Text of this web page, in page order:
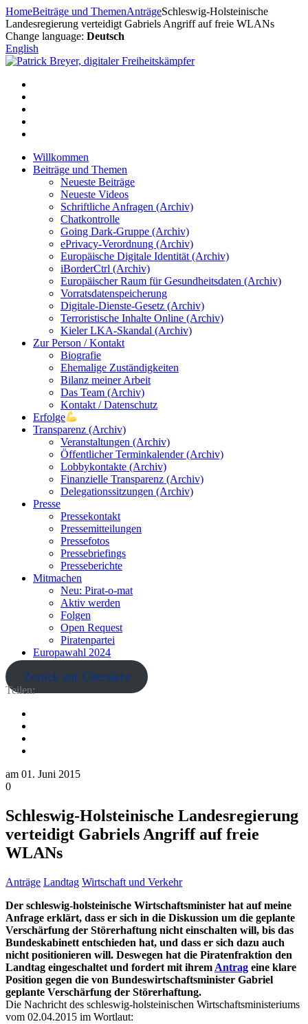
Zum
Inhalt
springen
HomeBeiträge und ThemenAnträgeSchleswig-Holsteinische
Landesregierung verteidigt Gabriels Angriff auf freie WLANs
Change language: Deutsch
English
Willkommen
Beiträge und Themen
Neueste Beiträge
Neueste Videos
Schriftliche Anfragen (Archiv)
Chatkontrolle
Going Dark-Gruppe (Archiv)
ePrivacy-Verordnung (Archiv)
Europäische Digitale Identität (Archiv)
iBorderCtrl (Archiv)
Europäischer Raum für Gesundheitsdaten (Archiv)
Vorratsdatenspeicherung
Digitale-Dienste-Gesetz (Archiv)
Terroristische Inhalte Online (Archiv)
Kieler LKA-Skandal (Archiv)
Zur Person / Kontakt
Biografie
Ehemalige Zuständigkeiten
Bilanz meiner Arbeit
Das Team (Archiv)
Kontakt / Datenschutz
Erfolge
Transparenz (Archiv)
Veranstaltungen (Archiv)
Öffentlicher Terminkalender (Archiv)
Lobbykontakte (Archiv)
Finanzielle Transparenz (Archiv)
Delegationssitzungen (Archiv)
Presse
Pressekontakt
Pressemitteilungen
Pressefotos
Pressebriefings
Presseberichte
Mitmachen
Neu: Pirat-o-mat
Aktiv werden
Folgen
Open Request
Piratenpartei
Europawahl 2024
Zurück zur Übersicht
Teilen:
am 01. Juni 2015
0
Schleswig-Holsteinische Landesregierung
verteidigt Gabriels Angriff auf freie
WLANs
Anträge Landtag Wirtschaft und Verkehr
Der schleswig-holsteinische Wirtschaftsminister hat auf meine
Anfrage erklärt, dass er sich in die Diskussion um die geplante
Verschärfung der Störerhaftung nicht einschalten will, bis das
Bundeskabinett entschieden hat, und dass er sich dazu auch
nicht positionieren will. Deswegen hat die Piratenfraktion den
Landtag eingeschaltet und fordert mit ihrem Antrag eine klare
Position gegen die von Bundeswirtschaftsminister Gabriel
geplante Verschärfung der Störerhaftung.
Die Nachricht des schleswig-holsteinischen Wirtschaftsministeriums
vom 02.04.2015 im Wortlaut: